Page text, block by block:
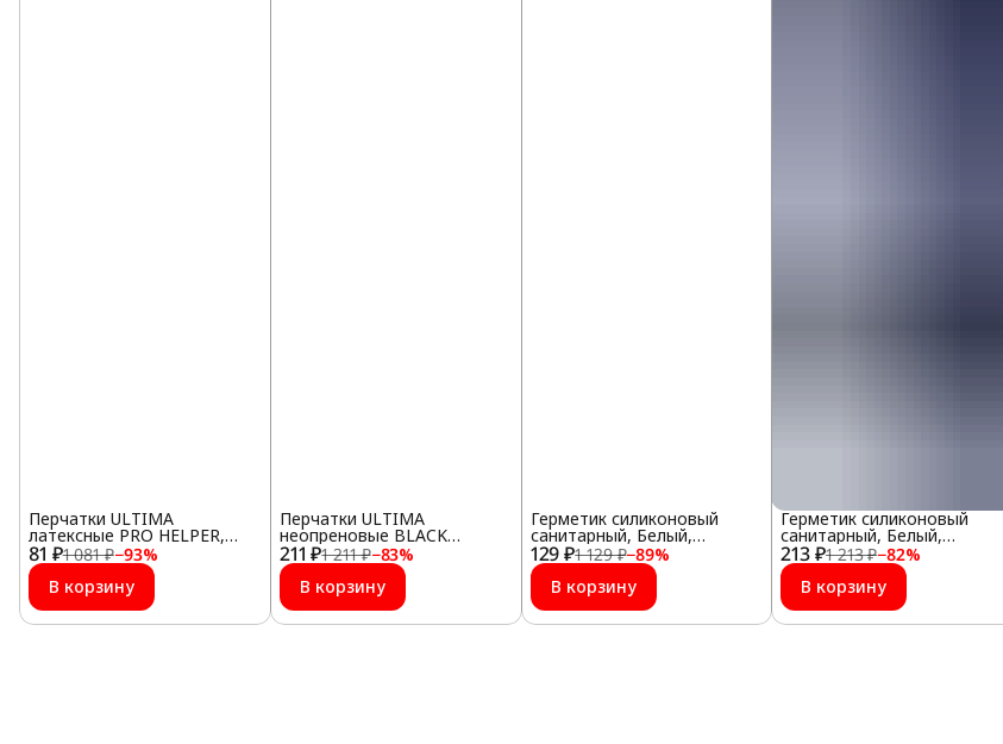
81 ₽1 081 ₽−93%
Перчатки ULTIMA
латексные PRO HELPER,
ULT130, размер 9
В корзину
211 ₽1 211 ₽−83%
Перчатки ULTIMA
неопреновые BLACK
GUARD, ULT160, размер 9
В корзину
129 ₽1 129 ₽−89%
Герметик силиконовый
санитарный, Белый,
ULTIMA, 80 мл
В корзину
213 ₽1 213 ₽−82%
Герметик силиконовый
санитарный, Белый,
ULTIMA, 280 мл
В корзину